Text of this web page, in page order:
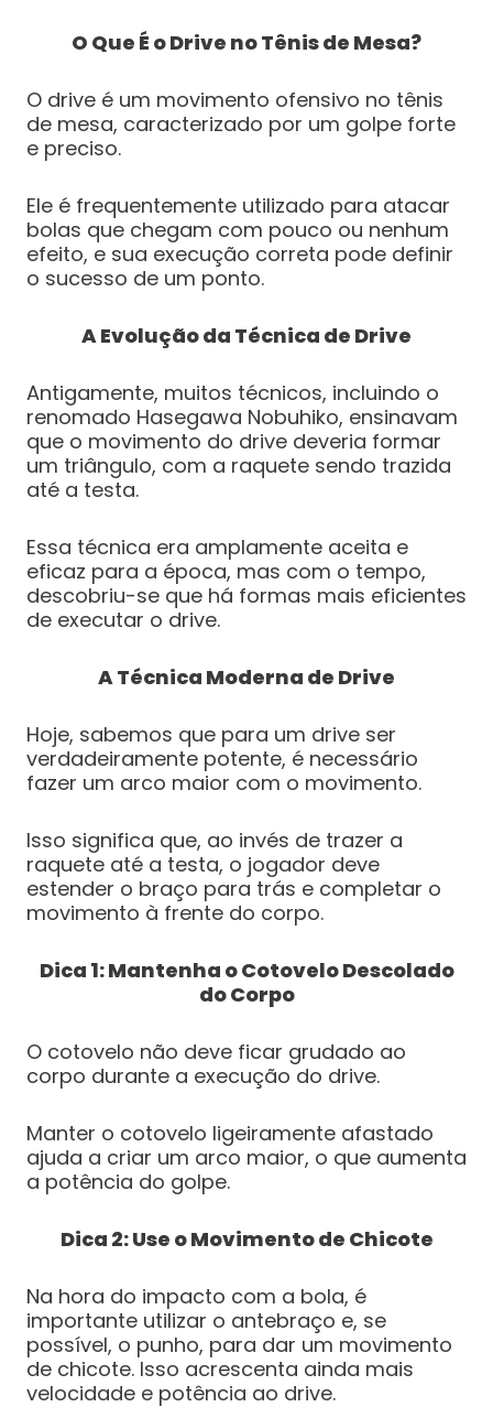
O Que É o Drive no Tênis de Mesa?
O drive é um movimento ofensivo no tênis
de mesa, caracterizado por um golpe forte
e preciso.
Ele é frequentemente utilizado para atacar
bolas que chegam com pouco ou nenhum
efeito, e sua execução correta pode definir
o sucesso de um ponto.
A Evolução da Técnica de Drive
Antigamente, muitos técnicos, incluindo o
renomado Hasegawa Nobuhiko, ensinavam
que o movimento do drive deveria formar
um triângulo, com a raquete sendo trazida
até a testa.
Essa técnica era amplamente aceita e
eficaz para a época, mas com o tempo,
descobriu-se que há formas mais eficientes
de executar o drive.
A Técnica Moderna de Drive
Hoje, sabemos que para um drive ser
verdadeiramente potente, é necessário
fazer um arco maior com o movimento.
Isso significa que, ao invés de trazer a
raquete até a testa, o jogador deve
estender o braço para trás e completar o
movimento à frente do corpo.
Dica 1: Mantenha o Cotovelo Descolado
do Corpo
O cotovelo não deve ficar grudado ao
corpo durante a execução do drive.
Manter o cotovelo ligeiramente afastado
ajuda a criar um arco maior, o que aumenta
a potência do golpe.
Dica 2: Use o Movimento de Chicote
Na hora do impacto com a bola, é
importante utilizar o antebraço e, se
possível, o punho, para dar um movimento
de chicote. Isso acrescenta ainda mais
velocidade e potência ao drive.